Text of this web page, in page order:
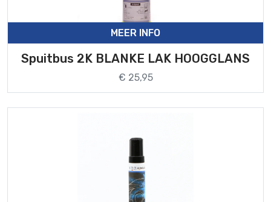
MEER INFO
Spuitbus 2K BLANKE LAK HOOGGLANS
€ 25,95